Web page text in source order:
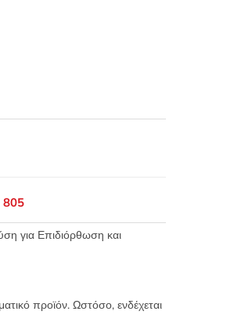
805
για Επιδιόρθωση και
προϊόν. Ωστόσο, ενδέχεται